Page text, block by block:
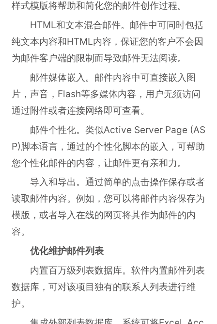
样式模版将帮助和简化您的邮件创作过程。
HTML和文本混合邮件。邮件中可同时包括
纯文本内容和HTML内容，保证您的客户不会因
为邮件客户端的限制而导致邮件无法阅读。
邮件媒体嵌入。邮件内容中可直接嵌入图
片，声音，Flash等多媒体内容，用户无须访问
通过附件或者连接网络即可查看。
邮件个性化。类似Active Server Page (AS
P)脚本语言，通过的个性化脚本的嵌入，可帮助
您个性化邮件的内容，让邮件更有亲和力。
导入和导出。通过简单的点击操作保存或者
读取邮件内容。例如，您可以将邮件内容保存为
模版，或者导入在线的网页将其作为邮件的内
容。
优化维护邮件列表
内置百万级列表数据库。软件内置邮件列表
数据库，可对该项目独有的联系人列表进行维
护。